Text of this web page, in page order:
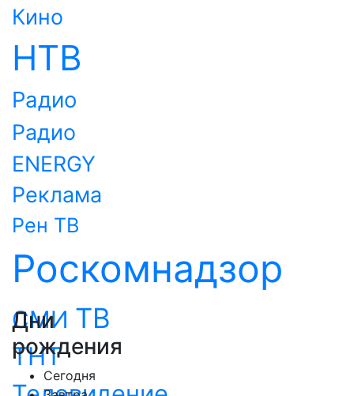
Кино
НТВ
Радио
Радио
ENERGY
Реклама
Рен ТВ
Роскомнадзор
СМИ ТВ
ТНТ
Дни
рождения
Сегодня